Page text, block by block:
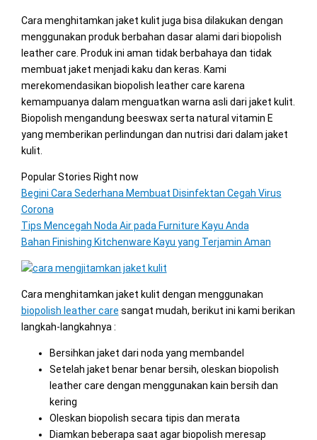
Cara menghitamkan jaket kulit juga bisa dilakukan dengan
menggunakan produk berbahan dasar alami dari biopolish
leather care. Produk ini aman tidak berbahaya dan tidak
membuat jaket menjadi kaku dan keras. Kami
merekomendasikan biopolish leather care karena
kemampuanya dalam menguatkan warna asli dari jaket kulit.
Biopolish mengandung beeswax serta natural vitamin E
yang memberikan perlindungan dan nutrisi dari dalam jaket
kulit.
Popular Stories Right now
Begini Cara Sederhana Membuat Disinfektan Cegah Virus
Corona
Tips Mencegah Noda Air pada Furniture Kayu Anda
Bahan Finishing Kitchenware Kayu yang Terjamin Aman
Cara menghitamkan jaket kulit dengan menggunakan
biopolish leather care sangat mudah, berikut ini kami berikan
langkah-langkahnya :
Bersihkan jaket dari noda yang membandel
Setelah jaket benar benar bersih, oleskan biopolish
leather care dengan menggunakan kain bersih dan
kering
Oleskan biopolish secara tipis dan merata
Diamkan beberapa saat agar biopolish meresap